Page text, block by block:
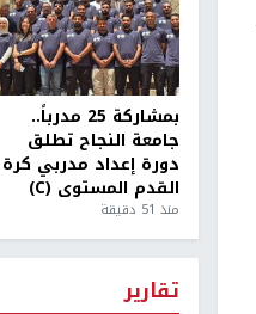
بمشاركة 25 مدرباً..
جامعة النجاح تطلق
دورة إعداد مدربي كرة
القدم المستوى (C)
منذ 51 دقيقة
تقارير